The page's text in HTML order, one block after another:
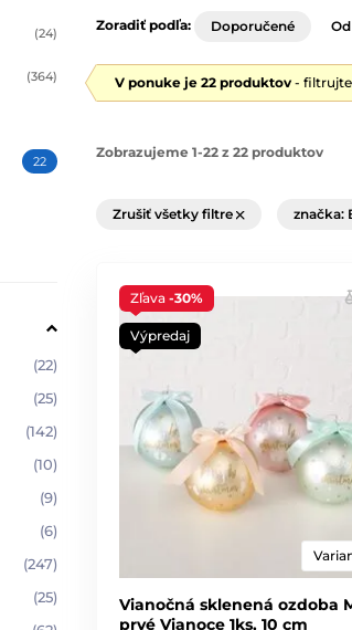
(24)
(364)
22
(22)
(25)
(142)
(10)
(9)
(6)
(247)
(25)
Zoradiť podľa: Doporučené
V ponuke je 22 produktov - filtrujte
Zobrazujeme 1-22 z 22 produktov
Zrušiť všetky filtre značka:
Zľava -30%
Výpredaj
Vianočná sklenená ozdoba
prvé Vianoce 1ks, 10 cm